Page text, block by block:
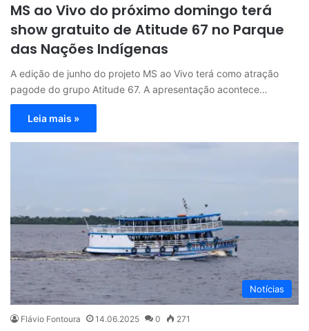
MS ao Vivo do próximo domingo terá
show gratuito de Atitude 67 no Parque
das Nações Indígenas
A edição de junho do projeto MS ao Vivo terá como atração
pagode do grupo Atitude 67. A apresentação acontece…
Leia mais »
Notícias
Flávio Fontoura 14.06.2025 0 271